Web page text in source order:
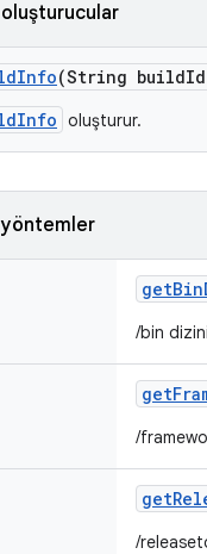
oluşturucular
Info(String buildId
oluşturur.
yöntemler
getBin
/bin
get
/
get
/